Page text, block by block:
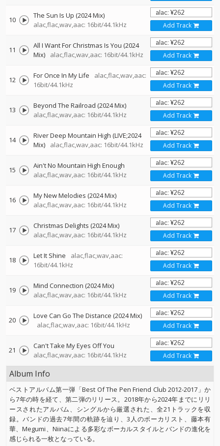
10
The Sun Is Up (2024 Mix)
alac,flac,wav,aac: 16bit/44.1kHz
Add Track
11
All I Want For Christmas Is You (2024
Mix)
alac,flac,wav,aac: 16bit/44.1kHz Add Track
12 For Once In My Life
alac,flac,wav,aac:
16bit/44.1kHz
Add Track
13
Beyond The Railroad (2024 Mix)
alac,flac,wav,aac: 16bit/44.1kHz
Add Track
14
River Deep Mountain High (LIVE;2024
Mix)
alac,flac,wav,aac: 16bit/44.1kHz Add Track
15
Ain't No Mountain High Enough
alac,flac,wav,aac: 16bit/44.1kHz
Add Track
16
My New Melodies (2024 Mix)
alac,flac,wav,aac: 16bit/44.1kHz
Add Track
17
Christmas Delights (2024 Mix)
alac,flac,wav,aac: 16bit/44.1kHz
Add Track
18 Let It Shine
alac,flac,wav,aac:
16bit/44.1kHz
Add Track
19
Mind Connection (2024 Mix)
alac,flac,wav,aac: 16bit/44.1kHz
Add Track
20
Love Can Go The Distance (2024 Mix)
alac,flac,wav,aac: 16bit/44.1kHz
Add Track
21
Can't Take My Eyes Off You
alac,flac,wav,aac: 16bit/44.1kHz
Add Track
Album Info
ベストアルバム第一弾「Best Of The Pen Friend Club 2012-2017」か
ら7年の時を経て、第二弾のリリース。2018年から2024年までにリリ
ースされたアルバム、シングルから厳選された、全21トラックを収
録。バンドの過去7年間の軌跡を辿り、3人のボーカリスト、藤本有
華、Megumi、Niinaによる多彩なボーカルスタイルとバンドの進化を
感じられる一枚となっている。